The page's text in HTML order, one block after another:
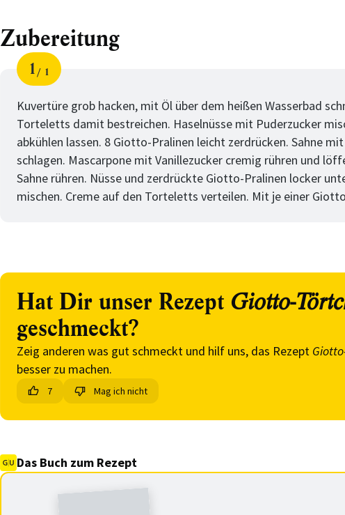
Zubereitung
Schritt
1
von
1
Kuvertüre grob hacken, mit Öl über dem heißen Wasserbad
Torteletts damit bestreichen. Haselnüsse mit Puderzucker
abkühlen lassen. 8 Giotto-Pralinen leicht zerdrücken. Sahne
schlagen. Mascarpone mit Vanillezucker cremig rühren und
Sahne rühren. Nüsse und zerdrückte Giotto-Pralinen locker
mischen. Creme auf den Torteletts verteilen. Mit je einer
Hat Dir unser Rezept Giotto-
geschmeckt?
Zeig anderen was gut schmeckt und hilf uns, das Rezept
besser zu machen.
7 Mag ich nicht
Das Buch zum Rezept